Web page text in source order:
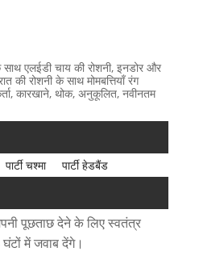
एलईडी चाय की रोशनी, इनडोर और
की रोशनी के साथ मोमबत्तियाँ रंग
कारखाने, थोक, अनुकूलित, नवीनतम
पार्टी चश्मा
पार्टी हेडबैंड
पूछताछ देने के लिए स्वतंत्र
में जवाब देंगे।